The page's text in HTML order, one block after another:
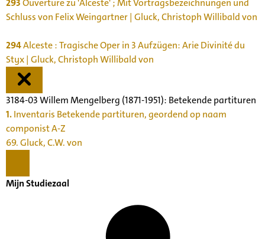
293Ouverture zu 'Alceste' ; Mit Vortragsbezeichnungen und
Schluss von Felix Weingartner | Gluck, Christoph Willibald von
294Alceste : Tragische Oper in 3 Aufzügen: Arie Divinité du
Styx | Gluck, Christoph Willibald von
3184-03 Willem Mengelberg (1871-1951): Betekende partituren
1.Inventaris Betekende partituren, geordend op naam
componist A-Z
69. Gluck, C.W. von
Mijn Studiezaal